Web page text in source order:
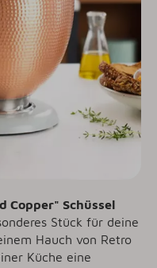
Copper" Schüssel
Stück für deine
Hauch von Retro
Küche eine